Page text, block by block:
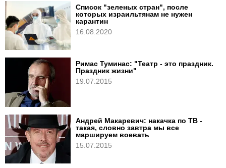
Список "зеленых стран", после
которых израильтянам не нужен
карантин
16.08.2020
Римас Туминас: "Театр - это праздник.
Праздник жизни"
19.07.2015
Андрей Макаревич: накачка по ТВ -
такая, словно завтра мы все
маршируем воевать
15.07.2015